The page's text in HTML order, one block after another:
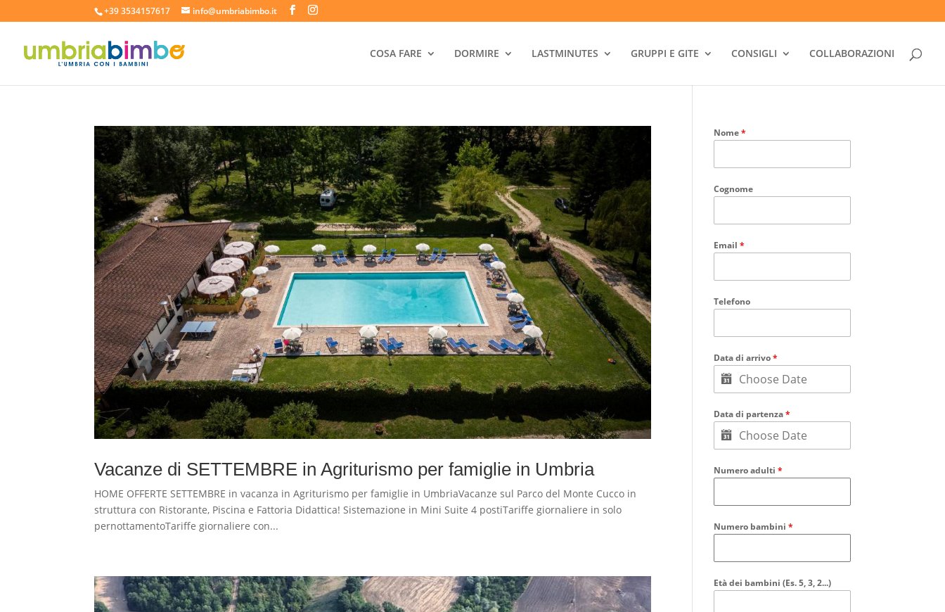
+39 3534157617 info@umbriabimbo.it
COSA FARE DORMIRE LASTMINUTES GRUPPI E GITE CONSIGLI COLLABORAZIONI
Vacanze di SETTEMBRE in Agriturismo per famiglie in Umbria
HOME OFFERTE SETTEMBRE in vacanza in Agriturismo per famiglie in UmbriaVacanze sul Parco del Monte Cucco in
struttura con Ristorante, Piscina e Fattoria Didattica! Sistemazione in Mini Suite 4 postiTariffe giornaliere in solo
pernottamentoTariffe giornaliere con...
Nome*
Cognome
Email*
Telefono
Data di arrivo*
Data di partenza*
Numero adulti*
Numero bambini*
Età dei bambini (Es. 5, 3, 2...)